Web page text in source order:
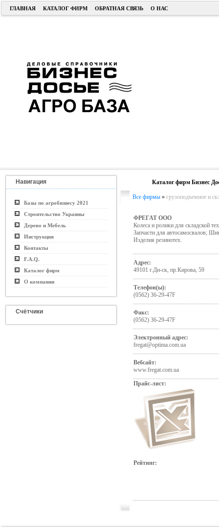
ГЛАВНАЯ КАТАЛОГ ФИРМ ОБРАТНАЯ СВЯЗЬ О НАС
Навигация
Базы по агробизнесу 2021
Строительство Украины
Дерево и Мебель
Инструкция
Контакты
F.A.Q.
Каталог фирм
О компании
Счётчики
Каталог фирм Бизнес
Все фирмы » грузоподъемное и
ФРЕГАТ ООО
Колеса и ролики для складской
Запчасти для автосамосвалов;
Изделия резинотех.
Адрес:
49101 г.Дн-ск, пр.Кирова, 59
Телефон(ы):
(0562) 36-29-47F
Факс:
(0562) 36-29-47F
Электронный адрес:
fregat@optima.com.ua
Вебсайт:
www.fregat.com.ua
Прайс-лист:
Рейтинг: